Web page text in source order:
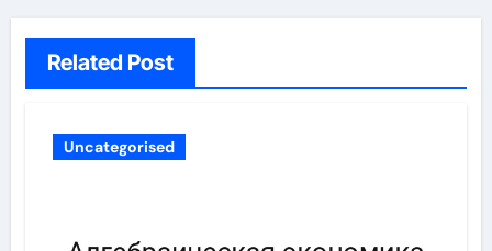
Related Post
Uncategorised